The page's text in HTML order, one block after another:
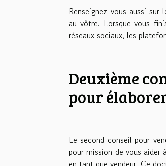
Renseignez-vous aussi
au vôtre. Lorsque vous
réseaux sociaux, les
Deuxième
pour
Le second conseil pour
pour mission de vous aider